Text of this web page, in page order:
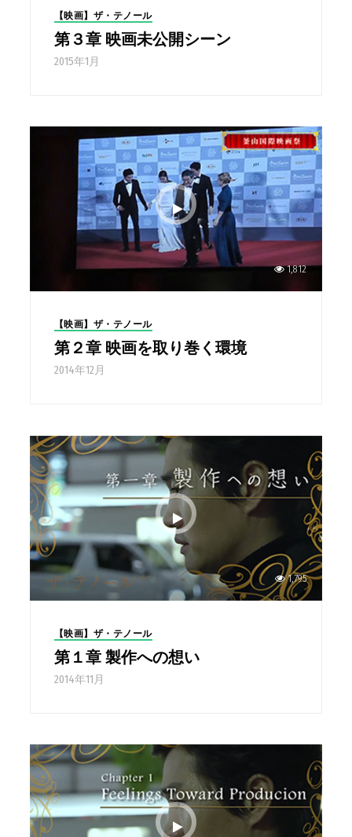
【映画】ザ・テノール
第３章 映画未公開シーン
2015年1月
1,812
【映画】ザ・テノール
第２章 映画を取り巻く環境
2014年12月
1,795
【映画】ザ・テノール
第１章 製作への想い
2014年11月